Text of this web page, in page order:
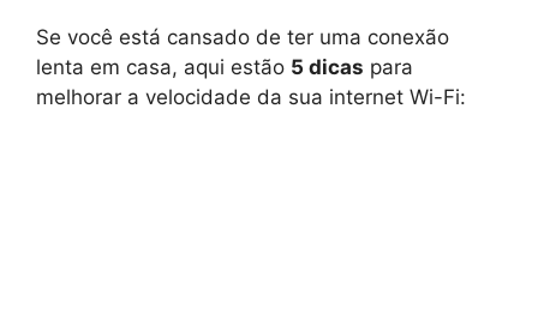
Se você está cansado de ter uma conexão
lenta em casa, aqui estão 5 dicas para
melhorar a velocidade da sua internet Wi-Fi: